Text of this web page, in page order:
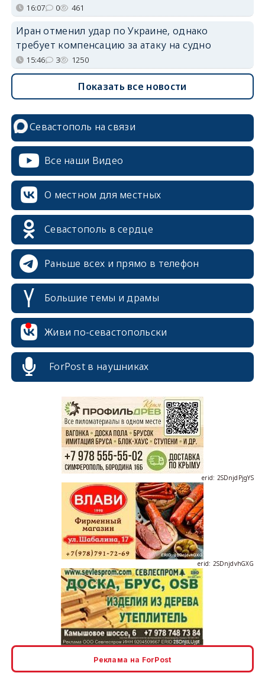
16:07 0 461
Иран отменил удар по Украине, однако
требует компенсацию за атаку на судно
15:46 3 1250
Показать все новости
Севастополь на связи
Все наши Видео
О местном для местных
Севастополь в сердце
Раньше всех и прямо в телефон
Большие темы и драмы
Живи по-севастопольски
ForPost в наушниках
erid: 2SDnjdPjgYS
erid: 2SDnjdvhGXG
erid: 2SDnjcLUypt
Реклама на ForPost